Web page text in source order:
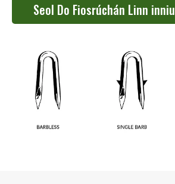
Seol Do Fiosrúchán Linn inniu